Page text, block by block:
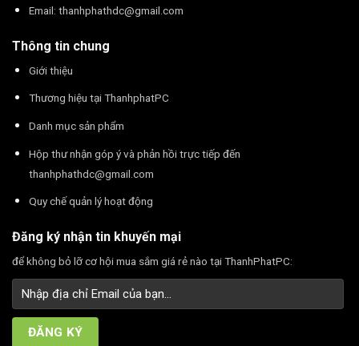
Email: thanhphathdc@gmail.com
Thông tin chung
Giới thiệu
Thương hiệu tại ThanhphatPC
Danh mục sản phẩm
Hộp thư nhận góp ý và phản hồi trực tiếp đến
thanhphathdc@gmail.com
Quy chế quản lý hoạt động
Đăng ký nhận tin khuyến mại
để không bỏ lỡ cơ hội mua sắm giá rẻ nào tại ThanhPhatPC: